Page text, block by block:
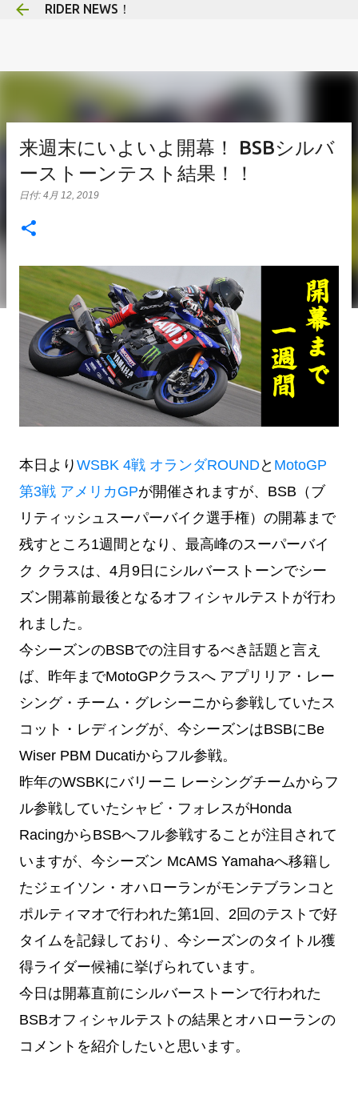
RIDER NEWS！
来週末にいよいよ開幕！ BSBシルバ
ーストーンテスト結果！！
日付: 4月 12, 2019
本日より WSBK 4戦 オランダROUNDと MotoGP
第3戦 アメリカGPが開催されますが、 BSB（ブ
リティッシュスーパーバイク選手権）の開幕まで
残すところ1週間となり、 最高峰のスーパーバイ
ク クラスは、4月9日にシルバーストーンでシー
ズン開幕前最後となるオフィシャルテストが行わ
れました。
今シーズンのBSBでの注目するべき話題と言え
ば、昨年までMotoGPクラスへ アプリリア・レー
シング・チーム・グレシーニから参戦していたス
コット・レディングが、今シーズンはBSBにBe
Wiser PBM Ducatiからフル参戦。
昨年のWSBKにバリーニ レーシングチームからフ
ル参戦していたシャビ・フォレスがHonda
RacingからBSBへフル参戦することが注目されて
いますが、今シーズン McAMS Yamahaへ移籍し
たジェイソン・オハローランがモンテブランコと
ポルティマオで行われた第1回、2回のテストで好
タイムを記録しており、今シーズンのタイトル獲
得ライダー候補に挙げられています。
今日は開幕直前にシルバーストーンで行われた
BSBオフィシャルテストの結果とオハローランの
コメントを紹介したいと思います。